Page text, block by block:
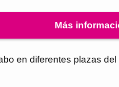
Más
en diferentes plazas